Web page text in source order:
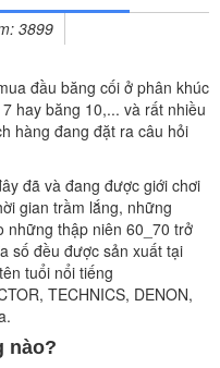
3899
đầu băng cối ở phân khúc
hay băng 10,... và rất nhiều
hàng đang đặt ra câu hỏi
đã và đang được giới chơi
gian trầm lắng, những
những thập niên 60_70 trở
số đều được sản xuất tại
tuổi nổi tiếng
TECHNICS, DENON,
nào?